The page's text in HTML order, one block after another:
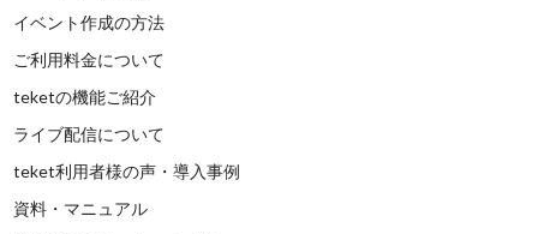
イベント作成の方法
ご利用料金について
teketの機能ご紹介
ライブ配信について
teket利用者様の声・導入事例
資料・マニュアル